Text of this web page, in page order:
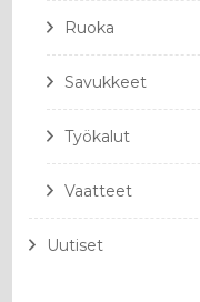
Ruoka
Savukkeet
Työkalut
Vaatteet
Uutiset